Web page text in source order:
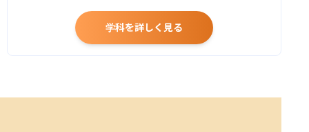
学科を詳しく見る